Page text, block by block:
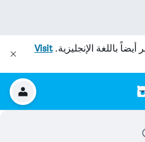
أيضاً باللغة الإنجليزية.Visit